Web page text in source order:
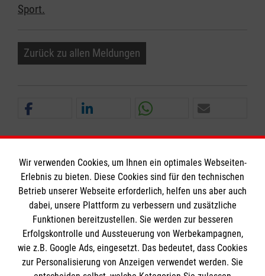
Sport.
Zurück zu allen Meldungen
Informationen
Impressum
Datenschutz
Barrierefreiheit
Die Malteser
Wir verwenden Cookies, um Ihnen ein optimales Webseiten-
Erlebnis zu bieten. Diese Cookies sind für den technischen
Betrieb unserer Webseite erforderlich, helfen uns aber auch
dabei, unsere Plattform zu verbessern und zusätzliche
Funktionen bereitzustellen. Sie werden zur besseren
Erfolgskontrolle und Aussteuerung von Werbekampagnen,
wie z.B. Google Ads, eingesetzt. Das bedeutet, dass Cookies
zur Personalisierung von Anzeigen verwendet werden. Sie